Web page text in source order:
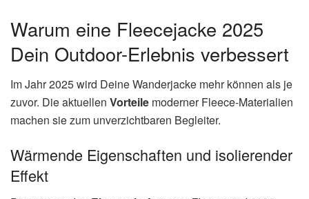
Warum eine Fleecejacke 2025
Dein Outdoor-Erlebnis verbessert
Im Jahr 2025 wird Deine Wanderjacke mehr können als je
zuvor. Die aktuellen Vorteile moderner Fleece-Materialien
machen sie zum unverzichtbaren Begleiter.
Wärmende Eigenschaften und isolierender
Effekt